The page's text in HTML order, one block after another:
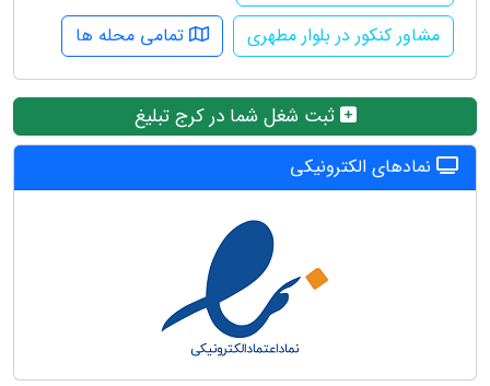
مشاور کنکور در بلوار مطهری
تمامی محله ها
ثبت شغل شما در کرج تبلیغ
نمادهای الکترونیکی